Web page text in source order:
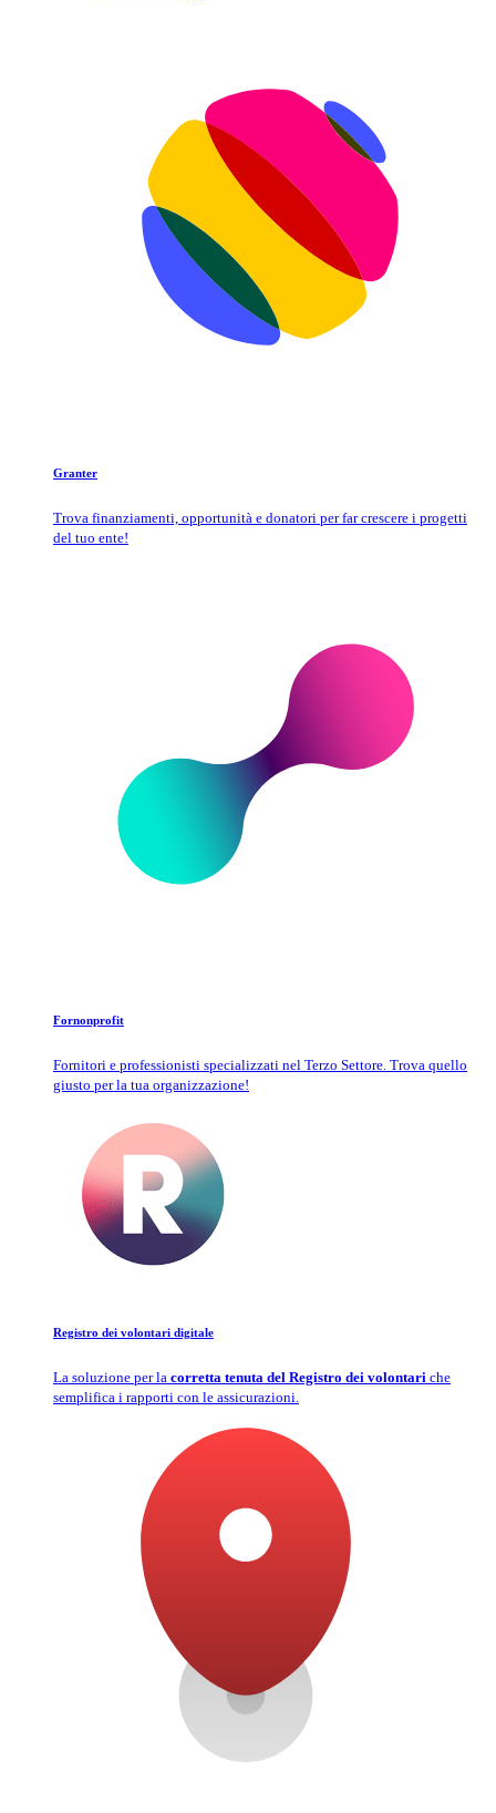
Granter
Trova finanziamenti, opportunità e donatori per far crescere i progetti
del tuo ente!
Fornonprofit
Fornitori e professionisti specializzati nel Terzo Settore. Trova quello
giusto per la tua organizzazione!
Registro dei volontari digitale
La soluzione per la corretta tenuta del Registro dei volontari che
semplifica i rapporti con le assicurazioni.